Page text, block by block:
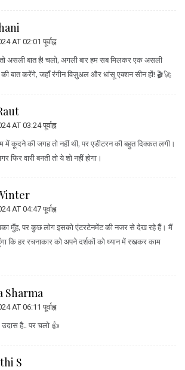
AT 02:01 पूर्वाह्न
असली बात है! चलो, अगली बार हम सब मिलकर एक असली
बात करेंगे, जहाँ रंगीन विज़ुअल और धांसू एक्शन सीन हों! 🎬🚀
AT 03:24 पूर्वाह्न
में कूदने की जगह तो नहीं थी, पर एडीटरन की बहुत दिक्कत लगी।
फिर वारी बनती तो ये शो नहीं होगा।
AT 04:47 पूर्वाह्न
मुँह, पर कुछ लोग इसको एंटरटेनमेंट की नजर से देख रहे हैं। मैं
कि हर रचनाकार को अपने दर्शकों को ध्यान में रखकर काम
Sharma
AT 06:11 पूर्वाह्न
उदास है.. पर चलो 👍
S